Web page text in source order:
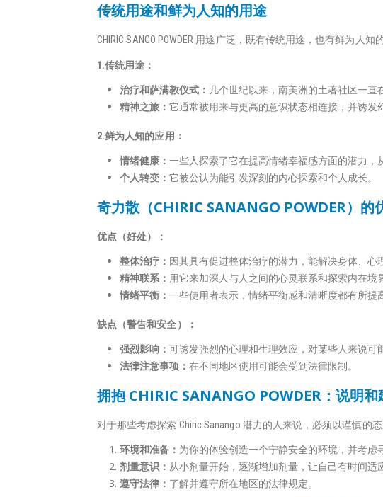
传统用途和鲜为人知的用途
CHIRIC SANGO POWDER 用途广泛，既有传统用途，也有鲜为人知
1.传统用途：
治疗和萨满教仪式： 几个世纪以来，南美洲的土著社区一直
精神之旅： 它通常被用来与更高的意识状态相连接，并诱发
2.鲜为人知的应用：
情绪健康： 一些人探索了它在提高情绪幸福感方面的潜力，
个人转变： 它被公认为能引发深刻的内心探索和个人成长。
奇力散（CHIRIC SANANGO POWDER）的
优点（好处）：
整体治疗： 因其具有促进整体治疗的潜力，能解决身体、心
精神联系： 用它来加深人与人之间的心灵联系和探索内在境
情绪平衡： 一些使用者表示，情绪平衡感和清晰度都有所提
缺点（警告和安全）：
强烈影响： 可诱发强烈的心理和生理效应，对某些人来说可
法律注意事项： 在不同地区使用可能会受到法律限制。
拥抱 CHIRIC SANANGO POWDER：说明和
对于那些考虑探索 Chiric Sanango 潜力的人来说，必须以谨慎的态
环境和准备： 为你的体验创造一个宁静安全的环境，并考虑
剂量意识： 从小剂量开始，逐渐增加剂量，让自己有时间适
遵守法律： 了解并遵守所在地区的法律规定。